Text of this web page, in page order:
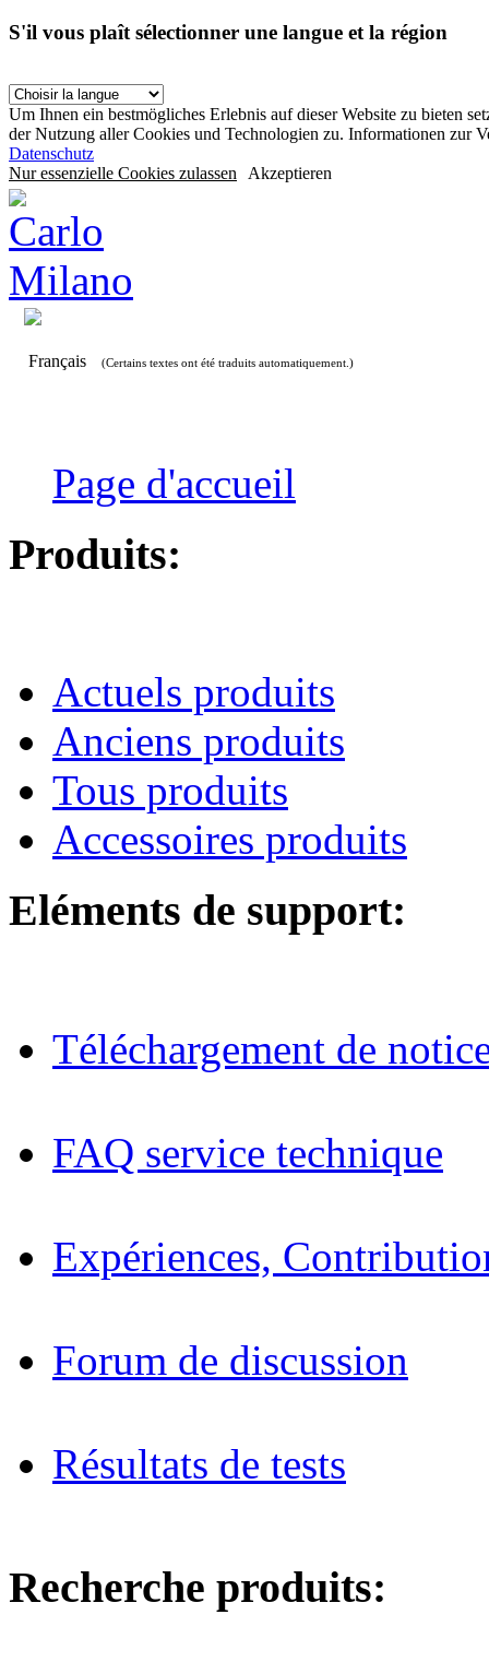
S'il vous plaît sélectionner une langue et la région
Um Ihnen ein bestmögliches Erlebnis auf dieser Website zu bieten
der Nutzung aller Cookies und Technologien zu. Informationen zur
Datenschutz
Nur essenzielle Cookies zulassen Akzeptieren
Français (Certains textes ont été traduits automatiquement.)
Page d'accueil
Produits:
Actuels produits
Anciens produits
Tous produits
Accessoires produits
Eléments de support:
Téléchargement de
FAQ service technique
Expériences,
Forum de discussion
Résultats de tests
Recherche produits: